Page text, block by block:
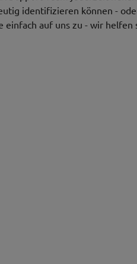
identifizieren können -
auf uns zu - wir helfen